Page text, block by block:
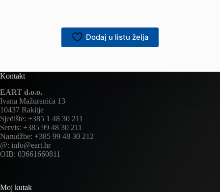
Dodaj u listu želja
Kontakt
EART d.o.o.
Ivana Mažuranića 13
10437 Rakitje
Sjedište: +385 1 48 30 211
Servis: +385 99 48 30 211
Narudžbe: +385 99 48 30 212
@: info@eart.hr
OIB: 03661660811
Moj kutak